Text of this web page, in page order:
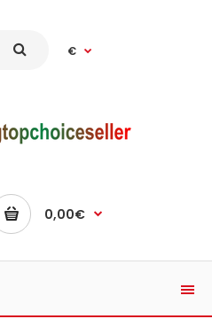
€
0,00€